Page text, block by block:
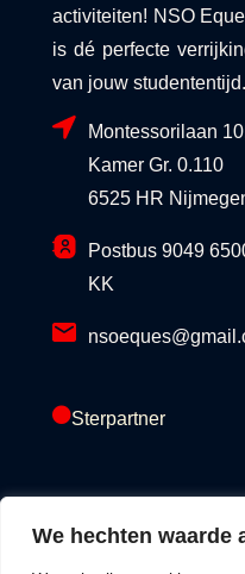
We hechten waarde
activiteiten! NSO
is dé perfecte
van jouw studententijd.
Montessorilaan
Kamer Gr. 0.110
6525 HR
Postbus 9049
KK
Sterpartner
GoldPartner